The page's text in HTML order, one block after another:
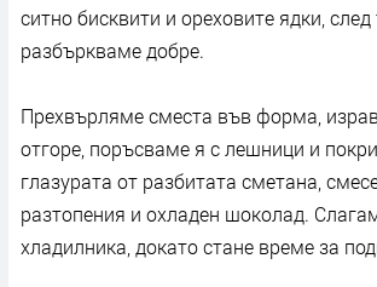
ситно бисквити и ореховите ядки, след
разбъркваме добре.
Прехвърляме сместа във форма,
отгоре, поръсваме я с лешници и
глазурата от разбитата сметана,
разтопения и охладен шоколад.
хладилника, докато стане време за